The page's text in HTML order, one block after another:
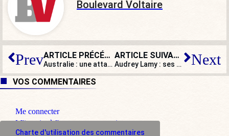
Boulevard Voltaire
Prev ARTICLE PRÉCÉDENT
Australie : une attaque au couteau à Sydney fait 6 morts
ARTICLE SUIVANT
Audrey Lamy : ses cambrioleurs étaient des migrants, elle renonce à porter plainte ! Next
VOS COMMENTAIRES
Me connecter
M'inscrire à l'espace commentaire
Charte d'utilisation des commentaires